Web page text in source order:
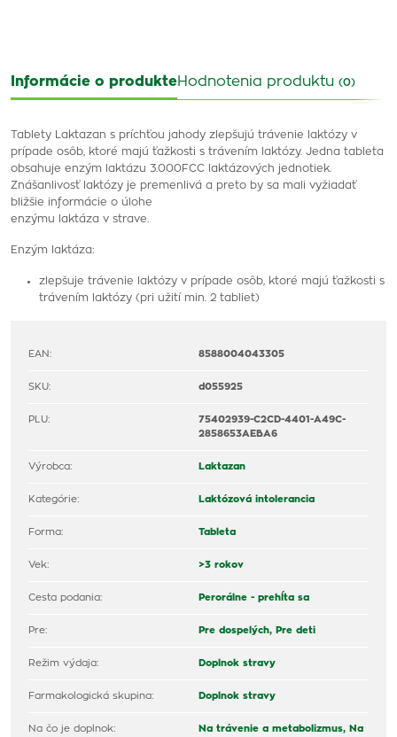
Informácie o produkteHodnotenia produktu (0)
Tablety Laktazan s príchťou jahody zlepšujú trávenie laktózy v
prípade osôb, ktoré majú ťažkosti s trávením laktózy. Jedna tableta
obsahuje enzým laktázu 3.000FCC laktázových jednotiek.
Znášanlivosť laktózy je premenlivá a preto by sa mali vyžiadať
bližšie informácie o úlohe
enzýmu laktáza v strave.
Enzým laktáza:
zlepšuje trávenie laktózy v prípade osôb, ktoré majú ťažkosti s
trávením laktózy (pri užití min. 2 tabliet)
EAN: 8588004043305
SKU: d055925
PLU:
75402939-C2CD-4401-A49C-
2858653AEBA6
Výrobca: Laktazan
Kategórie: Laktózová intolerancia
Forma: Tableta
Vek: >3 rokov
Cesta podania: Perorálne - prehĺta sa
Pre: Pre dospelých, Pre deti
Režim výdaja: Doplnok stravy
Farmakologická skupina: Doplnok stravy
Na čo je doplnok: Na trávenie a metabolizmus, Na